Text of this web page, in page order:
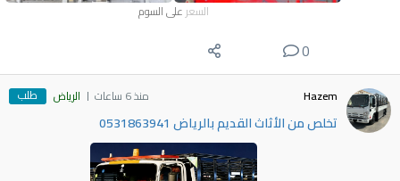
السعر على السوم
0
Hazem منذ 6 ساعات الرياض طلب
تخلص من الأثاث القديم بالرياض 0531863941